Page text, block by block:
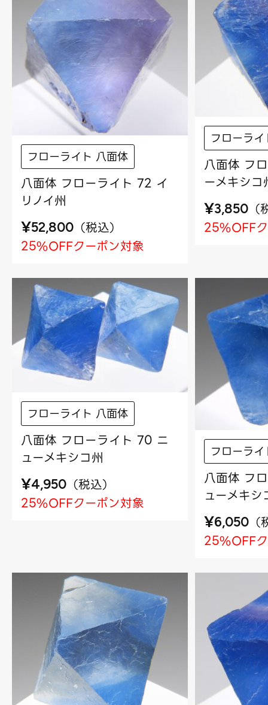
フローライト 八面体
八面体 フローライト 72 イ
リノイ州
¥52,800 （税込）
25%OFFクーポン対象
フローラ
八面体 フ
ーメキシコ
¥3,850 （
25%OFF
フローライト 八面体
八面体 フローライト 70 ニ
ューメキシコ州
¥4,950 （税込）
25%OFFクーポン対象
フローラ
八面体 フ
ューメキシ
¥6,050 （
25%OFF